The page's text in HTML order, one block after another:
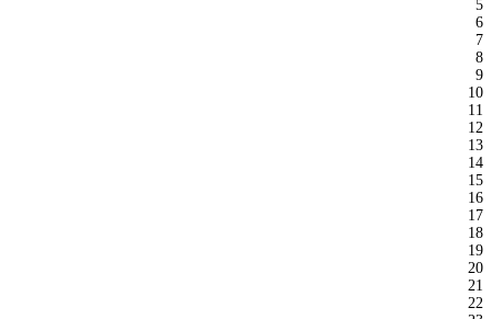
5
6
7
8
9
10
11
12
13
14
15
16
17
18
19
20
21
22